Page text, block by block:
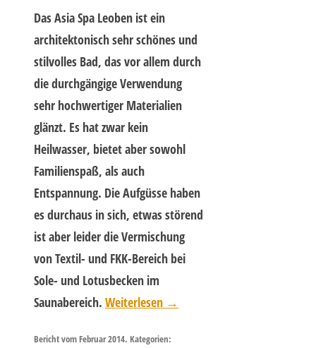
Das Asia Spa Leoben ist ein
architektonisch sehr schönes und
stilvolles Bad, das vor allem durch
die durchgängige Verwendung
sehr hochwertiger Materialien
glänzt. Es hat zwar kein
Heilwasser, bietet aber sowohl
Familienspaß, als auch
Entspannung. Die Aufgüsse haben
es durchaus in sich, etwas störend
ist aber leider die Vermischung
von Textil- und FKK-Bereich bei
Sole- und Lotusbecken im
Saunabereich. Weiterlesen →
Bericht vom Februar 2014. Kategorien: